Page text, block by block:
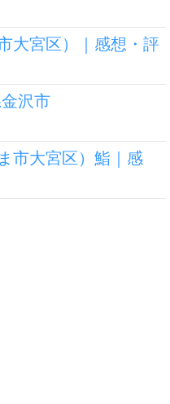
大宮区）｜感想・評
沢市
市大宮区）鮨｜感